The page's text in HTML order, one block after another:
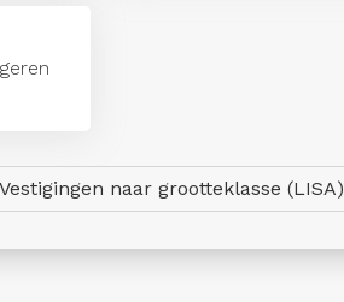
Vestigingen naar grootteklasse (LISA)